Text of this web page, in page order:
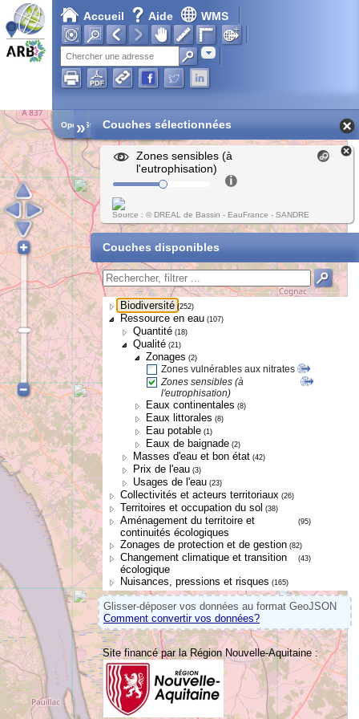
Accueil Aide WMS
Adresse
Open Street Map
» Couches sélectionnées
Zones sensibles (à
l'eutrophisation)
Source : © DREAL de Bassin - EauFrance - SANDRE
Couches disponibles
Biodiversité (252)
Ressource en eau (107)
Quantité (18)
Qualité (21)
Zonages (2)
Zones vulnérables aux nitrates
Zones sensibles (à
l'eutrophisation)
Eaux continentales (8)
Eaux littorales (8)
Eau potable (1)
Eaux de baignade (2)
Masses d'eau et bon état (42)
Prix de l'eau (3)
Usages de l'eau (23)
Collectivités et acteurs territoriaux (26)
Territoires et occupation du sol (38)
Aménagement du territoire et
continuités écologiques
(95)
Zonages de protection et de gestion (82)
Changement climatique et transition
écologique
(43)
Nuisances, pressions et risques (165)
Glisser-déposer vos données au format GeoJSON
Comment convertir vos données?
Site financé par la Région Nouvelle-Aquitaine :